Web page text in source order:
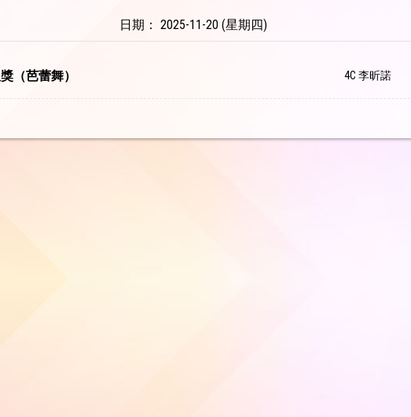
日期： 2025-11-20 (星期四)
（芭蕾舞） 4C 李昕諾